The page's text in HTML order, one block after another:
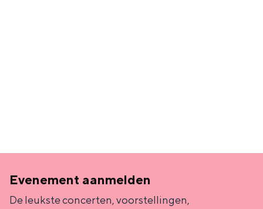
Evenement aanmelden
De leukste concerten, voorstellingen,